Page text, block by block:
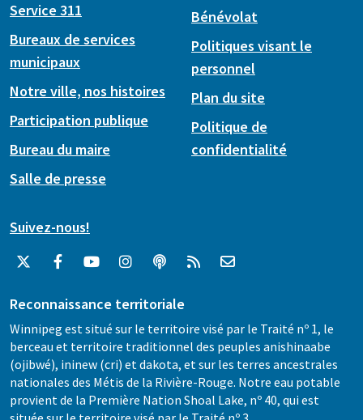
Service 311
Bureaux de services
municipaux
Notre ville, nos histoires
Participation publique
Bureau du maire
Salle de presse
Bénévolat
Politiques visant le
personnel
Plan du site
Politique de
confidentialité
Suivez-nous!
Reconnaissance territoriale
Winnipeg est situé sur le territoire visé par le Traité nº 1, le
berceau et territoire traditionnel des peuples anishinaabe
(ojibwé), ininew (cri) et dakota, et sur les terres ancestrales
nationales des Métis de la Rivière-Rouge. Notre eau potable
provient de la Première Nation Shoal Lake, nº 40, qui est